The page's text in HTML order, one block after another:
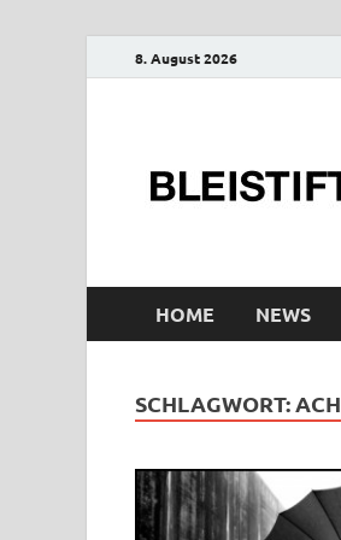
8. August 2026
HOME NEWS
SCHLAGWORT:ACH